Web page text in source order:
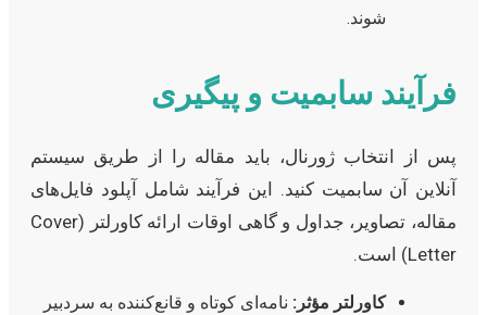
شوند.
فرآیند سابمیت و پیگیری
پس از انتخاب ژورنال، باید مقاله را از طریق سیستم
آنلاین آن سابمیت کنید. این فرآیند شامل آپلود فایل‌های
مقاله، تصاویر، جداول و گاهی اوقات ارائه کاورلتر (Cover
Letter) است.
کاورلتر مؤثر: نامه‌ای کوتاه و قانع‌کننده به سردبیر